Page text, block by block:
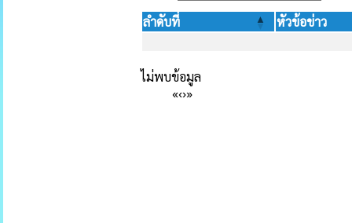
ลำดับที่
หัวข้อข่าว
ไม่พบข้อมูล
«‹›»